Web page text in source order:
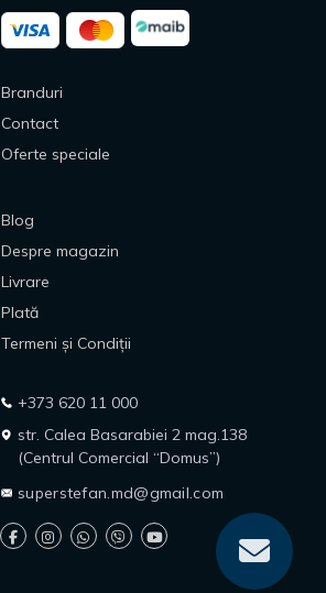
Branduri
Contact
Oferte speciale
Blog
Despre magazin
Livrare
Plată
Termeni și Condiții
+373 620 11 000
str. Calea Basarabiei 2 mag.138
(Centrul Comercial “Domus”)
superstefan.md@gmail.com